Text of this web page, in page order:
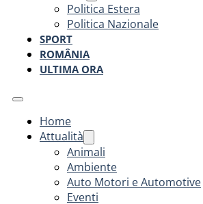
Politica Estera
Politica Nazionale
SPORT
ROMÂNIA
ULTIMA ORA
Home
Attualità
Animali
Ambiente
Auto Motori e Automotive
Eventi